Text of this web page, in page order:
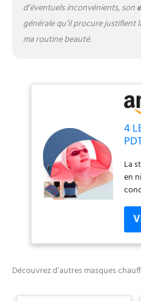
d’éventuels inconvénients, son
générale qu’il procure
ma routine beauté.
4
de
La
en
Découvrez d’autres masques